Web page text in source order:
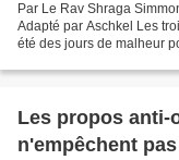
Par Le Rav Shraga
Adapté par Aschkel Les
été des jours de malheur
Les propos anti-
n'empêchent